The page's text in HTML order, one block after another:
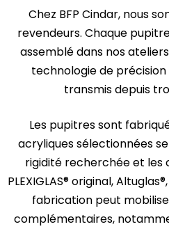
Chez BFP Cindar, nous
revendeurs. Chaque
assemblé dans nos
technologie de
transmis depuis
Les pupitres sont
acryliques sélectionnées
rigidité recherchée et les
PLEXIGLAS® original,
fabrication peut
complémentaires,